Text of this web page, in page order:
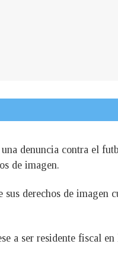
denuncia contra el
de imagen.
sus derechos de
a ser residente fiscal